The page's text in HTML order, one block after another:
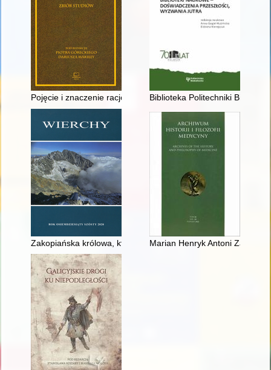
Pojęcie i znaczenie racjonalnego ustawodawcy w polskim
Biblioteka Politechniki
Zakopiańska królowa, której siłą był Giewont : Zofia Karpiel-
Marian Henryk Antoni Zachert